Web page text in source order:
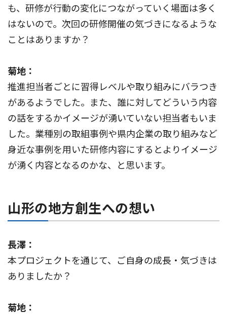
も、研修が行動の変化につながっていく場面は多く
はないので。次回の研修開催の気づきになるような
ことはありますか？
菊地：
推進担当者ごとに習得レベルや取り組みにバラつき
があるようでした。また、誰に対してどういう内容
の話をするかイメージが湧いていない担当者もいま
した。業種別の取組事例や県内企業の取り組みなど
身近な事例を用いた研修内容にするとよりイメージ
が湧く内容となるのかな、と思います。
山形の地方創生への想い
長澤：
本プロジェクトを通じて、ご自身の成長・気づきは
ありましたか？
菊地：